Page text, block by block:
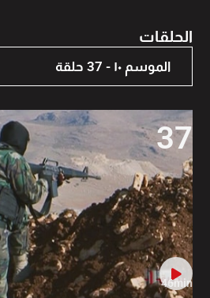
الحلقات
الموسم ١٠ - 37 حلقة
الموسم 19 - 81 حلقة
الموسم ١٣ - 35 حلقة
الموسم ١٤ - 31 حلقة
الموسم ١٥ - 35 حلقة
الموسم ١٦ - 32 حلقة
الموسم ١٧ - 24 حلقة
37
46min